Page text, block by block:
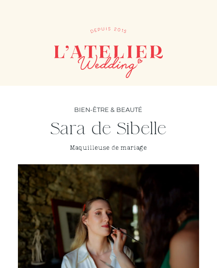
BIEN-ÊTRE & BEAUTÉ
Sara de Sibelle
Maquilleuse de mariage